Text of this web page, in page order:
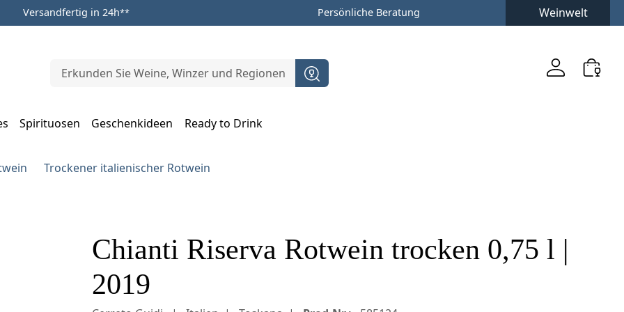
Versandfertig in 24h** Persönliche Beratung Weinwelt
Spirituosen Geschenkideen
Ready to Drink
Trockener italienischer Rotwein
Chianti Riserva Rotwein trocken 0,75 l |
2019